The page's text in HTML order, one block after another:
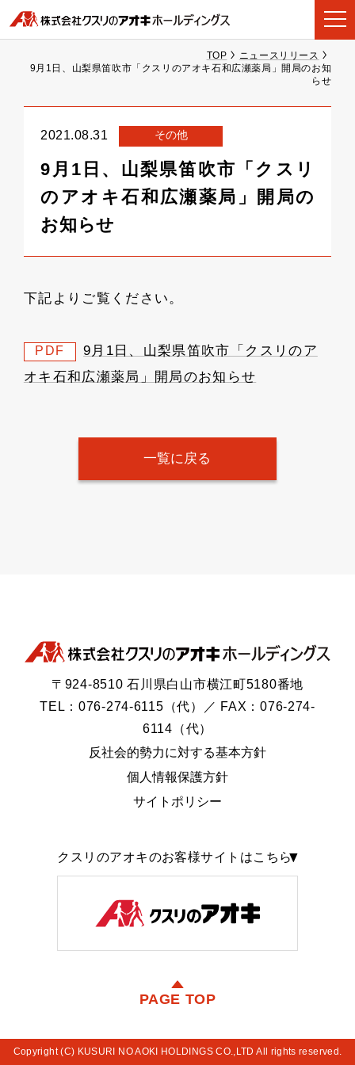
TOP
ニュースリリース
9月1日、山梨県笛吹市「クスリのアオキ石和広瀬薬局」開局のお知
らせ
2021.08.31 その他
9月1日、山梨県笛吹市「クスリ
のアオキ石和広瀬薬局」開局の
お知らせ
下記よりご覧ください。
PDF
9月1日、山梨県笛吹市「クスリのア
オキ石和広瀬薬局」開局のお知らせ
一覧に戻る
〒924-8510 石川県白山市横江町5180番地
TEL：076-274-6115（代）／ FAX：076-274-
6114（代）
反社会的勢力に対する基本方針
個人情報保護方針
サイトポリシー
クスリのアオキのお客様サイトはこちら
PAGE TOP
Copyright (C) KUSURI NO AOKI HOLDINGS CO.,LTD All rights reserved.